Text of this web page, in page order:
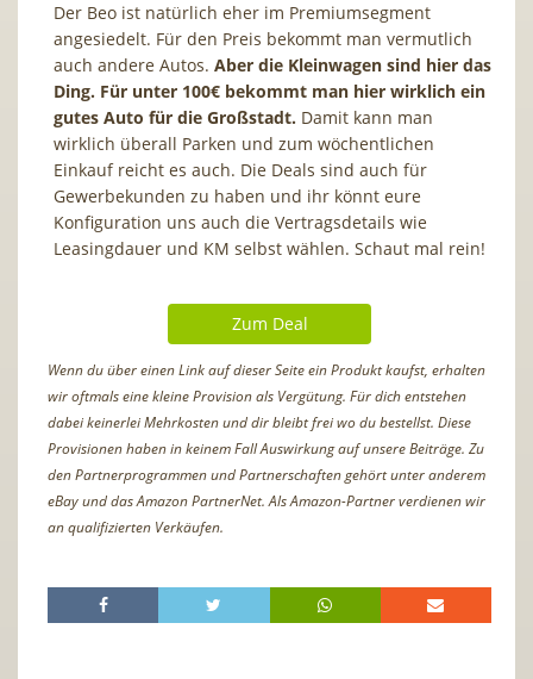
Der Beo ist natürlich eher im Premiumsegment
angesiedelt. Für den Preis bekommt man vermutlich
auch andere Autos. Aber die Kleinwagen sind hier das
Ding. Für unter 100€ bekommt man hier wirklich ein
gutes Auto für die Großstadt. Damit kann man
wirklich überall Parken und zum wöchentlichen
Einkauf reicht es auch. Die Deals sind auch für
Gewerbekunden zu haben und ihr könnt eure
Konfiguration uns auch die Vertragsdetails wie
Leasingdauer und KM selbst wählen. Schaut mal rein!
Zum Deal
Wenn du über einen Link auf dieser Seite ein Produkt kaufst, erhalten
wir oftmals eine kleine Provision als Vergütung. Für dich entstehen
dabei keinerlei Mehrkosten und dir bleibt frei wo du bestellst. Diese
Provisionen haben in keinem Fall Auswirkung auf unsere Beiträge. Zu
den Partnerprogrammen und Partnerschaften gehört unter anderem
eBay und das Amazon PartnerNet. Als Amazon-Partner verdienen wir
an qualifizierten Verkäufen.